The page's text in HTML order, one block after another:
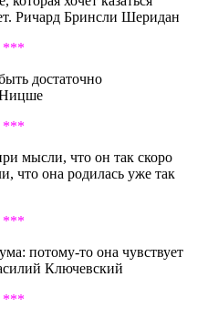
Ричард Бринсли Шеридан
***
достаточно
Ницше
***
мысли, что он так скоро
она родилась уже так
***
потому-то она чувствует
Ключевский
***